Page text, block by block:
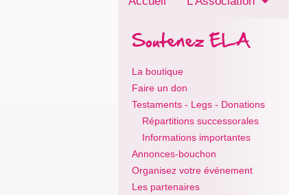
Soutenez ELA
La boutique
Faire un don
Testaments - Legs - Donations
Répartitions successorales
Informations importantes
Annonces-bouchon
Organisez votre événement
Les partenaires